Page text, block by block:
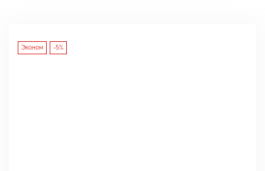
Эконом -5%